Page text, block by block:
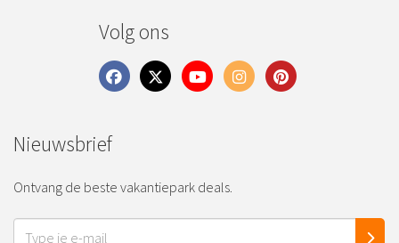
Volg ons
Nieuwsbrief
Ontvang de beste vakantiepark deals.